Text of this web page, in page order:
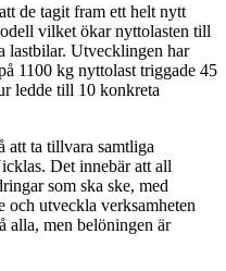
de tagit fram ett helt nytt
vilket ökar nyttolasten till
lastbilar. Utvecklingen har
1100 kg nyttolast triggade 45
ledde till 10 konkreta
att ta tillvara samtliga
Det innebär att all
som ska ske, med
och utveckla verksamheten
alla, men belöningen är